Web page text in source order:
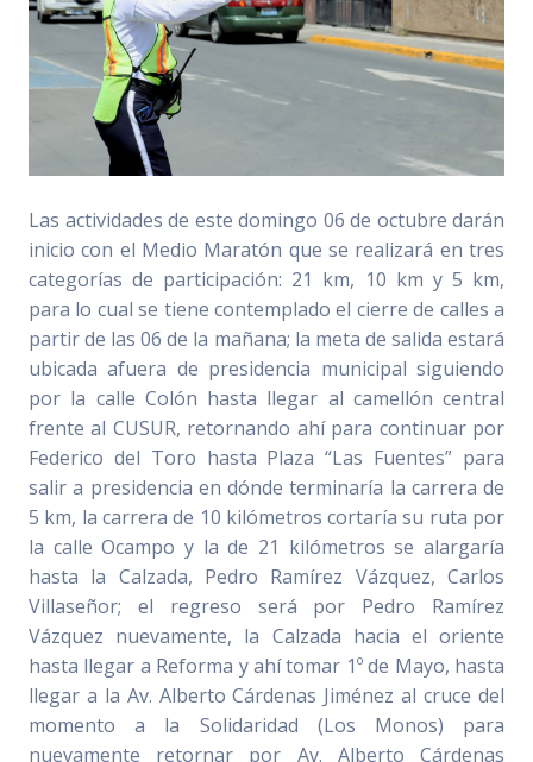
Las actividades de este domingo 06 de octubre darán
inicio con el Medio Maratón que se realizará en tres
categorías de participación: 21 km, 10 km y 5 km,
para lo cual se tiene contemplado el cierre de calles a
partir de las 06 de la mañana; la meta de salida estará
ubicada afuera de presidencia municipal siguiendo
por la calle Colón hasta llegar al camellón central
frente al CUSUR, retornando ahí para continuar por
Federico del Toro hasta Plaza “Las Fuentes” para
salir a presidencia en dónde terminaría la carrera de
5 km, la carrera de 10 kilómetros cortaría su ruta por
la calle Ocampo y la de 21 kilómetros se alargaría
hasta la Calzada, Pedro Ramírez Vázquez, Carlos
Villaseñor; el regreso será por Pedro Ramírez
Vázquez nuevamente, la Calzada hacia el oriente
hasta llegar a Reforma y ahí tomar 1º de Mayo, hasta
llegar a la Av. Alberto Cárdenas Jiménez al cruce del
momento a la Solidaridad (Los Monos) para
nuevamente retornar por Av. Alberto Cárdenas